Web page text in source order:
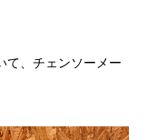
て、チェンソーメー